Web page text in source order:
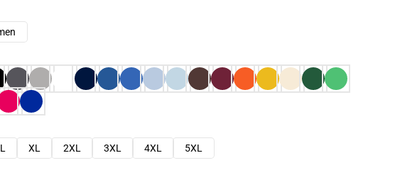
L XL 2XL 3XL 4XL
5XL